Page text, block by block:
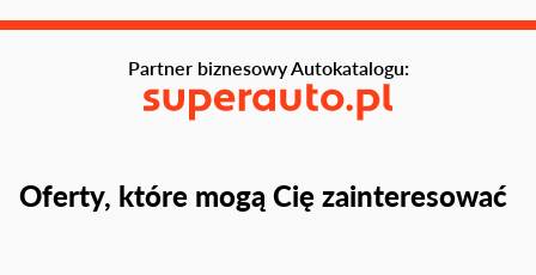
Oferty, które mogą Cię zainteresować
Partner biznesowy Autokatalogu: